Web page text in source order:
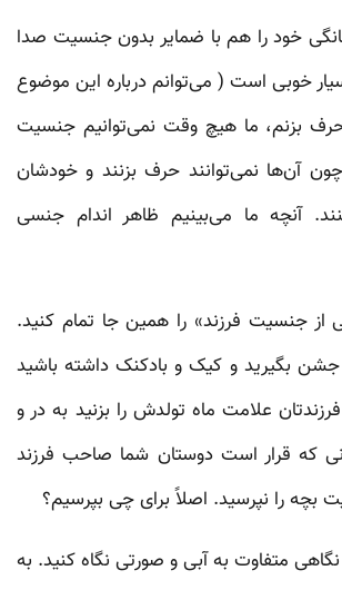
خود را هم با ضمایر بدون جنسیت صدا
خوبی ‌است ( می‌توانم درباره‌ این موضوع
بزنم، ما هیچ وقت نمی‌توانیم جنسیت
چون آن‌ها نمی‌توانند حرف بزنند و خودشان
آنچه ما می‌بینیم ظاهر اندام جنسی
از جنسیت فرزند» را همین جا تمام کنید.
بگیرید و کیک و بادکنک داشته باشید
علامت ماه تولدش را بزنید به در و
و زمانی که قرار است دوستان شما صاحب فرزند
بچه را نپرسید. اصلاً برای چی بپرسیم؟
با نگاهی متفاوت به آبی و صورتی نگاه کنید. به